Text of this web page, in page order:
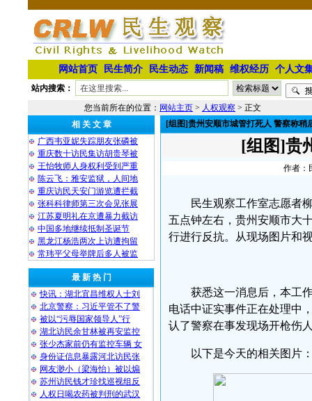
网站首页 民生简介 民生动态 新闻稿 维权经历 个人文
站内搜索：
您当前所在的位置： 网站主页 > 人权观察 > 正文
相 关 文 章
广西韦亚妮失踪朋友张磷被
重庆数十访民集访胡贵琴被
王怡牧师人身权利受到严重
陈云飞：雅安监狱，人间地
重庆访民天安门游览遭拦截
张科科律师第三次会见张展
江苏夏明礼在京遭暴力截访
中国多地继续抵制圣诞节
黑龙江杨浩两次上访遭拘留
常玮平父母举牌后多人被监
最 新 热 门
快讯：湖北宜昌维权人士刘
北京警察：习近平管不了警
被以“污辱国家领导人”行
湖北访民余甘林被再安监控
张少杰家前仍有监控车辆 女
身份证信息暴露河北访民张
网友渺小（梁海怡）被以煽
苏州访民钱才珍找巡视组反
人权日喝农药被判刑的武汉
[组图]贵州安顺市城管打死人 警察称稍
[组图]贵
作者：
民生观察工作室志愿者
五点钟左右，贵州安顺市大
行进行反抗。从现场图片和
获悉这一消息后，本工
电话中证实事件正在处理中
认了警察在事发现场开枪伤
以下是今天的相关图片